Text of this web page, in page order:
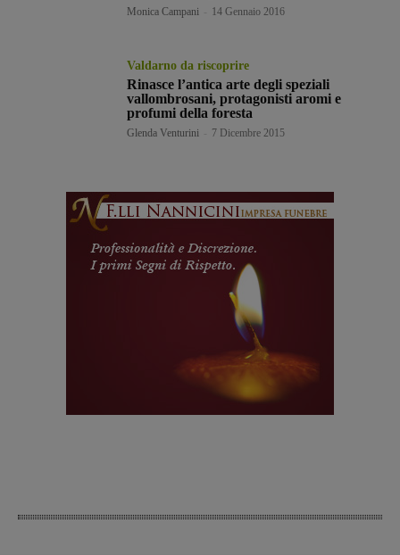
Monica Campani 14 Gennaio 2016
Valdarno da riscoprire
Rinasce l’antica arte degli speziali
vallombrosani, protagonisti aromi e
profumi della foresta
Glenda Venturini 7 Dicembre 2015